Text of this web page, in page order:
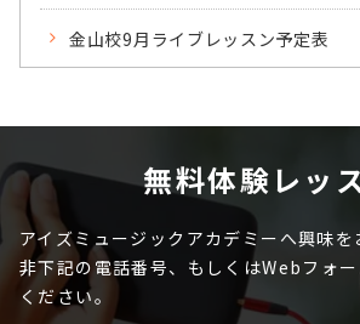
金山校9月ライブレッスン予定表
無料体験レッ
アイズミュージックアカデミーへ興味を
非下記の電話番号、もしくはWebフォ
ください。